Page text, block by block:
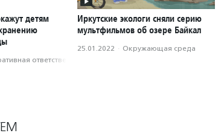
детям
ответственность
Иркутские экологи сняли серию
мультфильмов об озере Байкал
25.01.2022 · Окружающая среда